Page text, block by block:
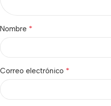
Nombre *
Correo electrónico *